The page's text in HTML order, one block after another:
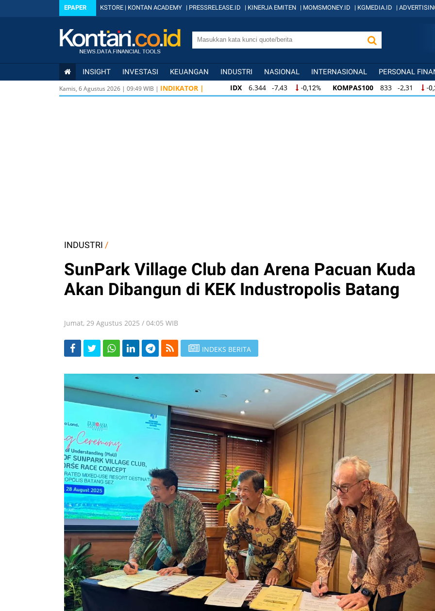
EPAPER KSTORE | KONTAN ACADEMY | PRESSRELEASE.ID | KINERJA EMITEN | MOMSMONEY.ID | KGMEDIA.ID |
INSIGHT INVESTASI KEUANGAN INDUSTRI NASIONAL INTERNASIONAL PERSONAL
Kamis, 6 Agustus 2026 | 09:49WIB | INDIKATOR | IDX 6.344 -7,43 -0,12% KOMPAS100 833 -2,31 -
IDX 6.344 -7,43 -0,12% KOMPAS100 833 -2,31 -
INDUSTRI /
SunPark Village Club dan Arena Pacuan Kuda
Akan Dibangun di KEK Industropolis Batang
Jumat, 29 Agustus 2025 / 04:05 WIB
INDEKS BERITA